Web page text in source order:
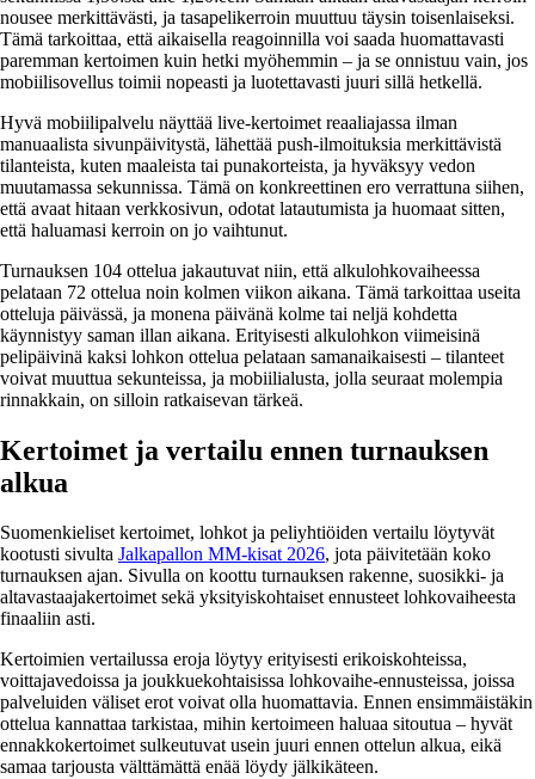
nousee merkittävästi, ja tasapelikerroin muuttuu täysin toisenlaiseksi.
Tämä tarkoittaa, että aikaisella reagoinnilla voi saada huomattavasti
paremman kertoimen kuin hetki myöhemmin – ja se onnistuu vain, jos
mobiilisovellus toimii nopeasti ja luotettavasti juuri sillä hetkellä.
Hyvä mobiilipalvelu näyttää live-kertoimet reaaliajassa ilman
manuaalista sivunpäivitystä, lähettää push-ilmoituksia merkittävistä
tilanteista, kuten maaleista tai punakorteista, ja hyväksyy vedon
muutamassa sekunnissa. Tämä on konkreettinen ero verrattuna siihen,
että avaat hitaan verkkosivun, odotat latautumista ja huomaat sitten,
että haluamasi kerroin on jo vaihtunut.
Turnauksen 104 ottelua jakautuvat niin, että alkulohkovaiheessa
pelataan 72 ottelua noin kolmen viikon aikana. Tämä tarkoittaa useita
otteluja päivässä, ja monena päivänä kolme tai neljä kohdetta
käynnistyy saman illan aikana. Erityisesti alkulohkon viimeisinä
pelipäivinä kaksi lohkon ottelua pelataan samanaikaisesti – tilanteet
voivat muuttua sekunteissa, ja mobiilialusta, jolla seuraat molempia
rinnakkain, on silloin ratkaisevan tärkeä.
Kertoimet ja vertailu ennen turnauksen
alkua
Suomenkieliset kertoimet, lohkot ja peliyhtiöiden vertailu löytyvät
kootusti sivulta Jalkapallon MM-kisat 2026, jota päivitetään koko
turnauksen ajan. Sivulla on koottu turnauksen rakenne, suosikki- ja
altavastaajakertoimet sekä yksityiskohtaiset ennusteet lohkovaiheesta
finaaliin asti.
Kertoimien vertailussa eroja löytyy erityisesti erikoiskohteissa,
voittajavedoissa ja joukkuekohtaisissa lohkovaihe-ennusteissa, joissa
palveluiden väliset erot voivat olla huomattavia. Ennen ensimmäistäkin
ottelua kannattaa tarkistaa, mihin kertoimeen haluaa sitoutua – hyvät
ennakkokertoimet sulkeutuvat usein juuri ennen ottelun alkua, eikä
samaa tarjousta välttämättä enää löydy jälkikäteen.